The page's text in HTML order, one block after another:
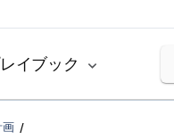
イブック